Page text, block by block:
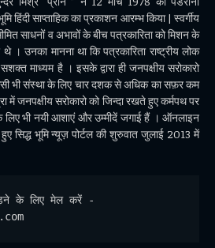
हिंदी साप्ताहिक का प्रकाशन आरम्भ किया | स्वर्गीय
साधनों व अभावों के बीच पत्रकारिता को मिशन के
उनका मानना था कि पत्रकारिता राष्ट्रीय लोक
माध्यम है । इसके द्वारा ही जनपक्षीय सरोकारो
भी संस्था के लिए चार दशक से अधिक का सफ़र कम
में जनपक्षीय सरोकारो को जिन्दा रखते हुए कर्मपथ पर
भी नयी आशाएं और उम्मीदें जगाई हैं । ऑनलाइन
सिद्ध भूमि न्यूज़ पोर्टल की शुरुवात जुलाई 2013 में
के लिए मेल करें -